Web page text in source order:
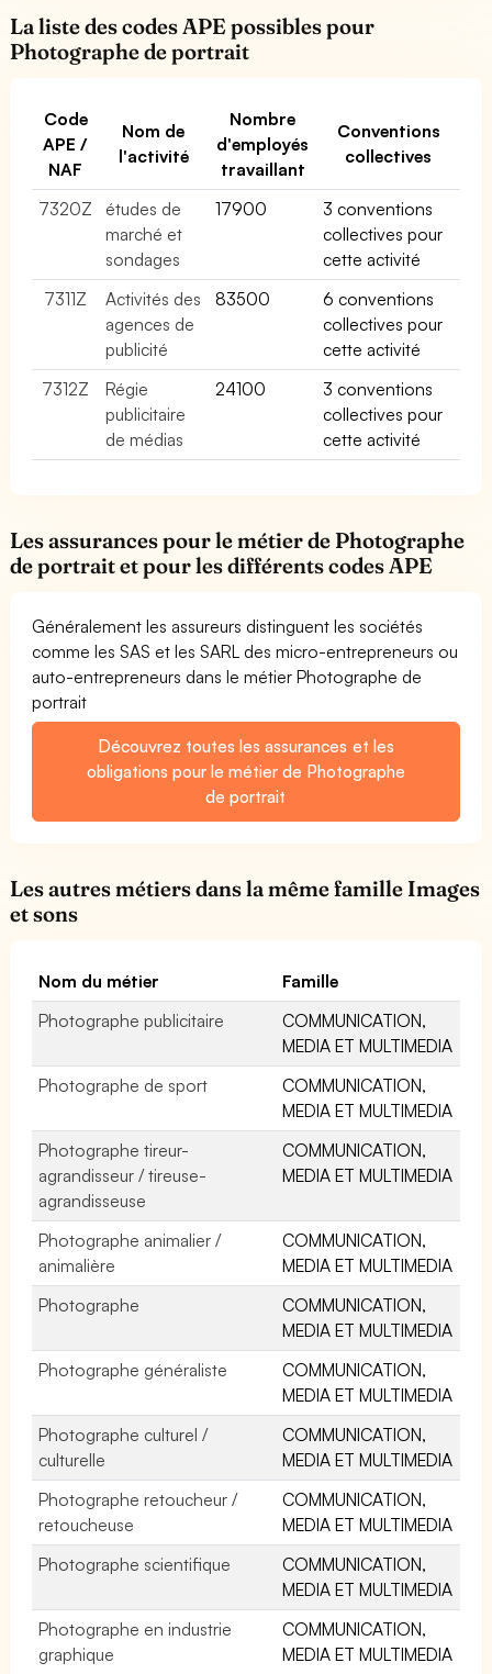
La liste des codes APE possibles pour
Photographe de portrait
Code
APE /
NAF
Nom de
l'activité
Nombre
d'employés
travaillant
Conventions
collectives
7320Z
études de
marché et
sondages
17900
3 conventions
collectives pour
cette activité
7311Z
Activités des
agences de
publicité
83500
6 conventions
collectives pour
cette activité
7312Z
Régie
publicitaire
de médias
24100
3 conventions
collectives pour
cette activité
Les assurances pour le métier de Photographe
de portrait et pour les différents codes APE
Généralement les assureurs distinguent les sociétés
comme les SAS et les SARL des micro-entrepreneurs ou
auto-entrepreneurs dans le métier Photographe de
portrait
Découvrez toutes les assurances et les
obligations pour le métier de Photographe
de portrait
Les autres métiers dans la même famille Images
et sons
Nom du métier
Famille
Photographe publicitaire
COMMUNICATION,
MEDIA ET MULTIMEDIA
Photographe de sport
COMMUNICATION,
MEDIA ET MULTIMEDIA
Photographe tireur-
agrandisseur / tireuse-
agrandisseuse
COMMUNICATION,
MEDIA ET MULTIMEDIA
Photographe animalier /
animalière
COMMUNICATION,
MEDIA ET MULTIMEDIA
Photographe
COMMUNICATION,
MEDIA ET MULTIMEDIA
Photographe généraliste
COMMUNICATION,
MEDIA ET MULTIMEDIA
Photographe culturel /
culturelle
COMMUNICATION,
MEDIA ET MULTIMEDIA
Photographe retoucheur /
retoucheuse
COMMUNICATION,
MEDIA ET MULTIMEDIA
Photographe scientifique
COMMUNICATION,
MEDIA ET MULTIMEDIA
Photographe en industrie
graphique
COMMUNICATION,
MEDIA ET MULTIMEDIA